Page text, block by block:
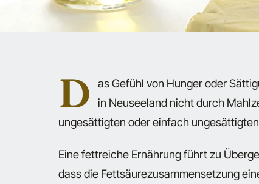
D
as Gefühl von Hunger oder
in Neuseeland nicht durch
ungesättigten oder einfach
Eine fettreiche Ernährung führt zu
dass die Fettsäurezusammensetzung